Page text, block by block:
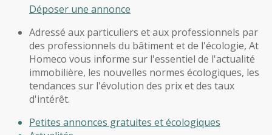
Déposer une annonce
Adressé aux particuliers et aux professionnels par
des professionnels du bâtiment et de l'écologie, At
Homeco vous informe sur l'essentiel de l'actualité
immobilière, les nouvelles normes écologiques, les
tendances sur l'évolution des prix et des taux
d'intérêt.
Petites annonces gratuites et écologiques